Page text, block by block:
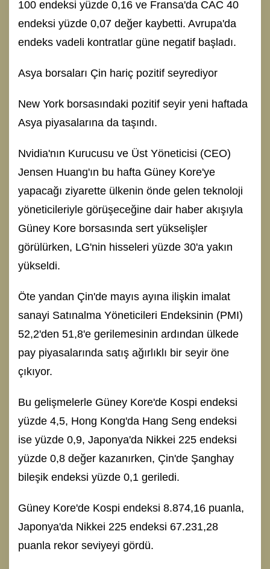
100 endeksi yüzde 0,16 ve Fransa'da CAC 40
endeksi yüzde 0,07 değer kaybetti. Avrupa'da
endeks vadeli kontratlar güne negatif başladı.
Asya borsaları Çin hariç pozitif seyrediyor
New York borsasındaki pozitif seyir yeni haftada
Asya piyasalarına da taşındı.
Nvidia'nın Kurucusu ve Üst Yöneticisi (CEO)
Jensen Huang'ın bu hafta Güney Kore'ye
yapacağı ziyarette ülkenin önde gelen teknoloji
yöneticileriyle görüşeceğine dair haber akışıyla
Güney Kore borsasında sert yükselişler
görülürken, LG'nin hisseleri yüzde 30'a yakın
yükseldi.
Öte yandan Çin'de mayıs ayına ilişkin imalat
sanayi Satınalma Yöneticileri Endeksinin (PMI)
52,2'den 51,8'e gerilemesinin ardından ülkede
pay piyasalarında satış ağırlıklı bir seyir öne
çıkıyor.
Bu gelişmelerle Güney Kore'de Kospi endeksi
yüzde 4,5, Hong Kong'da Hang Seng endeksi
ise yüzde 0,9, Japonya'da Nikkei 225 endeksi
yüzde 0,8 değer kazanırken, Çin'de Şanghay
bileşik endeksi yüzde 0,1 geriledi.
Güney Kore'de Kospi endeksi 8.874,16 puanla,
Japonya'da Nikkei 225 endeksi 67.231,28
puanla rekor seviyeyi gördü.